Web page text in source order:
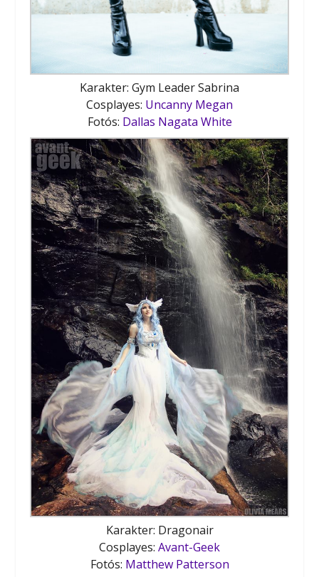
Karakter: Gym Leader Sabrina
Cosplayes: Uncanny Megan
Fotós: Dallas Nagata White
Karakter: Dragonair
Cosplayes: Avant-Geek
Fotós: Matthew Patterson